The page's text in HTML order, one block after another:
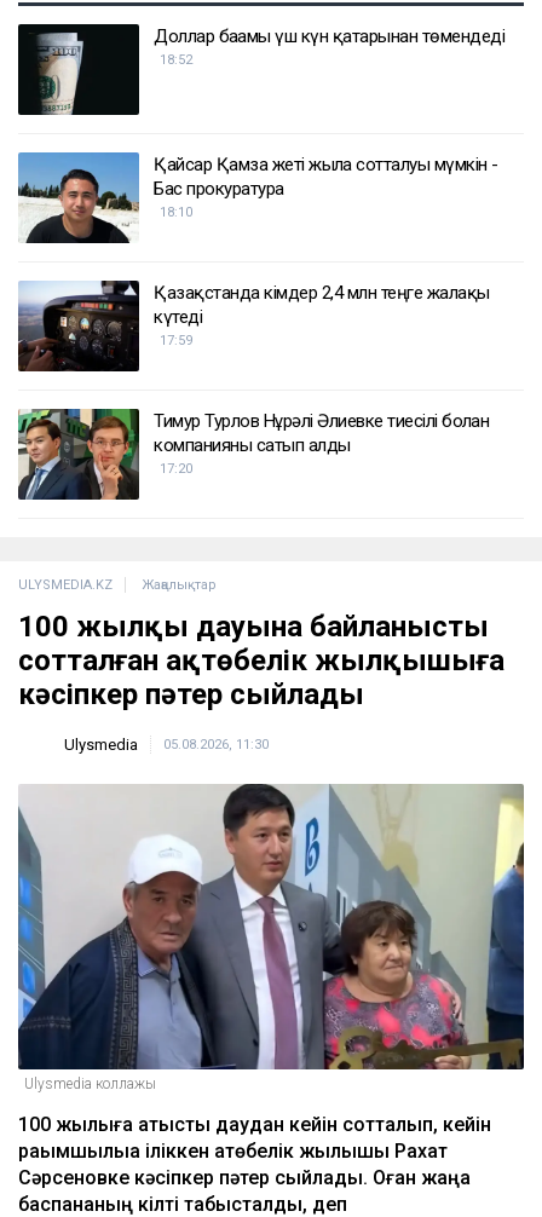
Доллар бағамы үш күн қатарынан төмендеді
18:52
Қайсар Қамза жеті жылға сотталуы мүмкін -
Бас прокуратура
18:10
Қазақстанда кімдер 2,4 млн теңге жалақы
күтеді
17:59
Тимур Турлов Нұрәлі Әлиевке тиесілі болған
компанияны сатып алды
17:20
ULYSMEDIA.KZ Жаңалықтар
100 жылқы дауына байланысты
сотталған ақтөбелік жылқышыға
кәсіпкер пәтер сыйлады
Ulysmedia 05.08.2026, 11:30
Ulysmedia коллажы
100 жылқыға қатысты даудан кейін сотталып, кейін
рақымшылыққа іліккен ақтөбелік жылқышы Рахат
Сәрсеновке кәсіпкер пәтер сыйлады. Оған жаңа
баспананың кілті табысталды, деп